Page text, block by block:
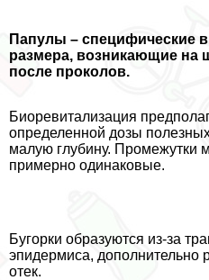
Папулы – специфические
размера, возникающие на
после проколов.
Биоревитализация
определенной дозы
малую глубину. Промежутки
примерно одинаковые.
Бугорки образуются из-за
эпидермиса, дополнительно
отек.